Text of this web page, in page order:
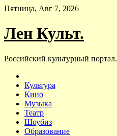
Skip
content
Пятница, Авг 7, 2026
Лен Культ.
Российский культурный портал.
Культура
Кино
Музыка
Театр
Шоубиз
Образование